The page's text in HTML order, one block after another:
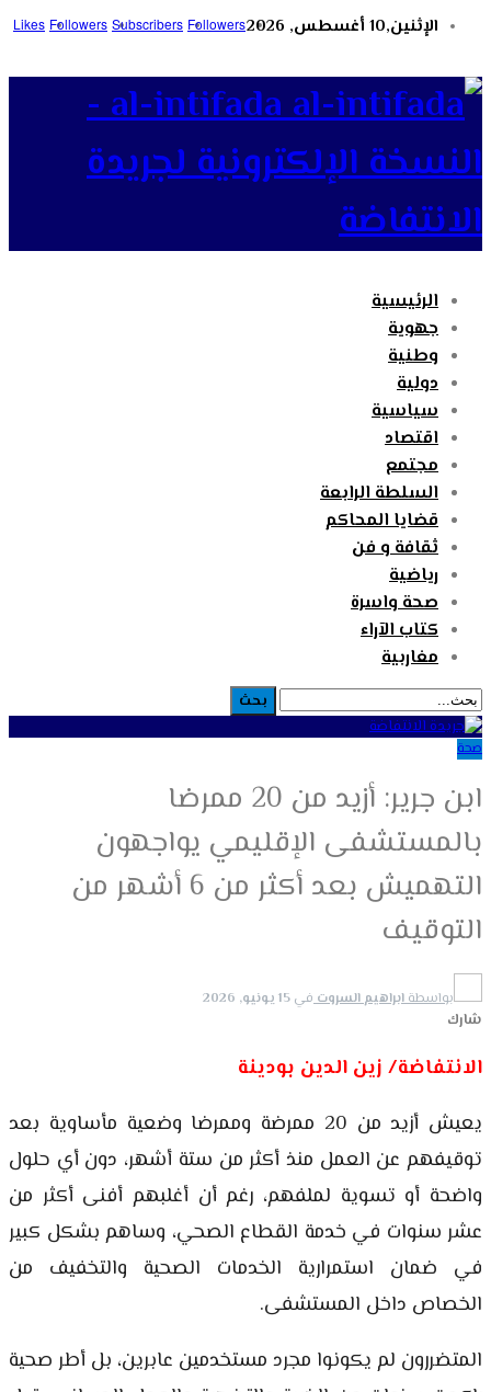
Likes Followers Subscribers Followers الإثنين,10 أغسطس, 2026
al-intifada -
النسخة الإلكترونية لجريدة
الانتفاضة
الرئيسية
جهوية
وطنية
دولية
سياسية
اقتصاد
مجتمع
السلطة الرابعة
قضايا المحاكم
ثقافة و فن
رياضية
صحة واسرة
كتاب الآراء
مغاربية
صحة
ابن جرير: أزيد من 20 ممرضا
بالمستشفى الإقليمي يواجهون
التهميش بعد أكثر من 6 أشهر من
التوقيف
بواسطةابراهيم السروت في 15 يونيو, 2026
شارك
الانتفاضة/ زين الدين بودينة
يعيش أزيد من 20 ممرضة وممرضا وضعية مأساوية بعد
توقيفهم عن العمل منذ أكثر من ستة أشهر، دون أي حلول
واضحة أو تسوية لملفهم، رغم أن أغلبهم أفنى أكثر من
عشر سنوات في خدمة القطاع الصحي، وساهم بشكل كبير
في ضمان استمرارية الخدمات الصحية والتخفيف من
الخصاص داخل المستشفى.
المتضررون لم يكونوا مجرد مستخدمين عابرين، بل أطر صحية